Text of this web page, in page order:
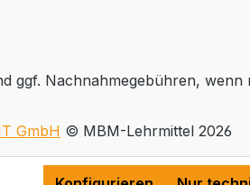
ggf. Nachnahmegebühren, wenn
GmbH © MBM-Lehrmittel 2026